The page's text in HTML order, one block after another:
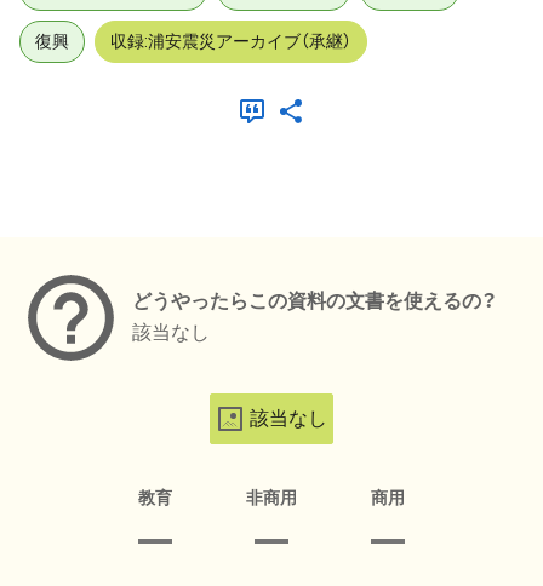
復興 収録:浦安震災アーカイブ（承継）
どうやったらこの資料の文書を使えるの？
該当なし
該当なし
教育 非商用 商用